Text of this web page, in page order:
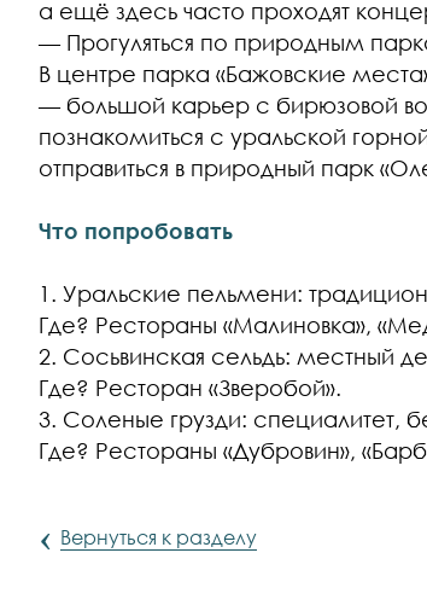
а ещё здесь часто проходят
— Прогуляться по природным
В центре парка «Бажовские
— большой карьер с бирюзовой
познакомиться с уральской
отправиться в природный парк
Что попробовать
1. Уральские пельмени:
Где? Рестораны «Малиновка»,
2. Сосьвинская сельдь: местный
Где? Ресторан «Зверобой».
3. Соленые грузди: специалитет,
Где? Рестораны «Дубровин»,
‹ Вернуться к разделу